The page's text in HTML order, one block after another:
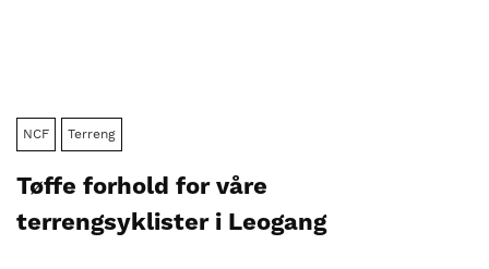
NCF Terreng
Tøffe forhold for våre
terrengsyklister i Leogang